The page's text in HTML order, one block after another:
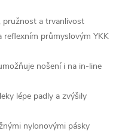
a trvanlivost
reflexním průmyslovým YKK
nošení i na in-line
lépe padly a zvýšily
nylonovými pásky